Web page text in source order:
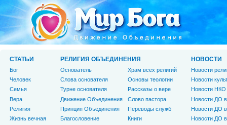
СТАТЬИ
Бог
Человек
Cемья
Вера
Религия
Жизнь вечная
РЕЛИГИЯ ОБЪЕДИНЕНИЯ
Основатель
Слова основателя
Турне основателя
Движение Объединения
Принцип Объединения
Благословение
Храм всех религий
Основы теологии
Рассказы о вере
Слово пастора
Переводы служб
Книги
НОВОСТИ
Новости
Новости
Новости НКО
Новости ДО
Новости ДО
Новости ДО